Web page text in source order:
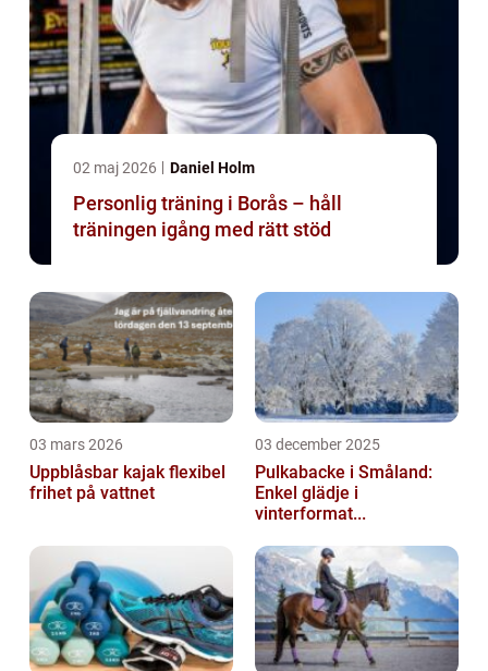
02 maj 2026 Daniel Holm
Personlig träning i Borås – håll
träningen igång med rätt stöd
03 mars 2026
Uppblåsbar kajak flexibel
frihet på vattnet
03 december 2025
Pulkabacke i Småland:
Enkel glädje i
vinterformat...